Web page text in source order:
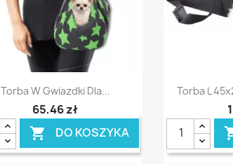
Szybki podgląd
Torba W Gwiazdki Dla...
65,46 zł
 DO KOSZYKA

Torba L